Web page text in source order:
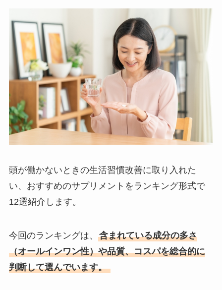
頭が働かないときの生活習慣改善に取り入れた
い、おすすめのサプリメントをランキング形式で
12選紹介します。
今回のランキングは、 含まれている成分の多さ
（オールインワン性）や品質、コスパを総合的に
判断して選んでいます。